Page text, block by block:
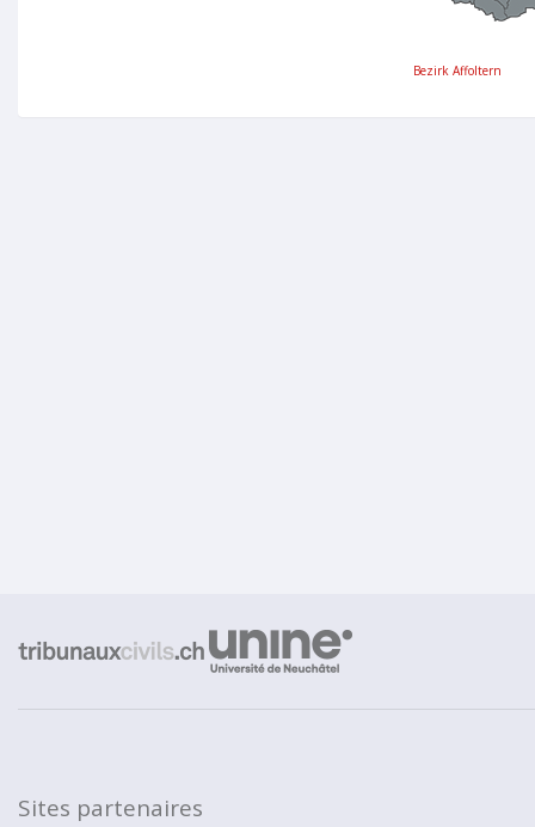
Bezirk Affoltern
Sites partenaires